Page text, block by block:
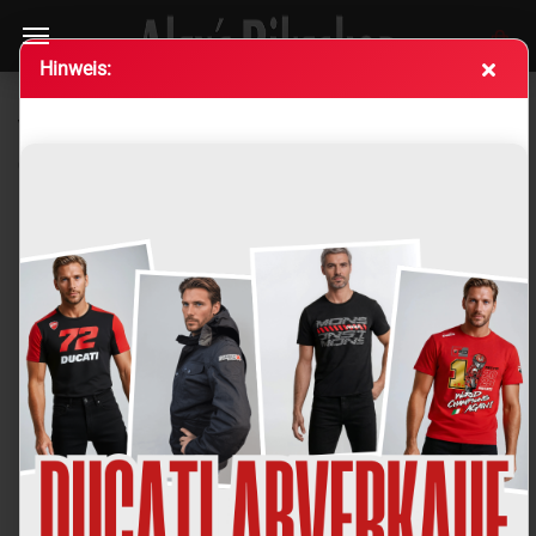
Hin­weis:
Du­ca­ti Ab­de­ckung Spie­gel­boh­run­gen – Pa­ni­ga­le
V4/V4S/V4R 2018–2020